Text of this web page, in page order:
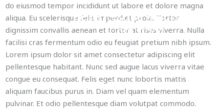
Pellentesque Adipiscing
Commodo
do eiusmod tempor incididunt ut labore et dolore magna
aliqua. Eu scelerisque felis imperdiet proin. Tortor
dignissim convallis aenean et tortor at risus viverra. Nulla
facilisi cras fermentum odio eu feugiat pretium nibh ipsum.
Lorem ipsum dolor sit amet consectetur adipiscing elit
pellentesque habitant. Nunc sed augue lacus viverra vitae
congue eu consequat. Felis eget nunc lobortis mattis
aliquam faucibus purus in. Diam vel quam elementum
pulvinar. Et odio pellentesque diam volutpat commodo.